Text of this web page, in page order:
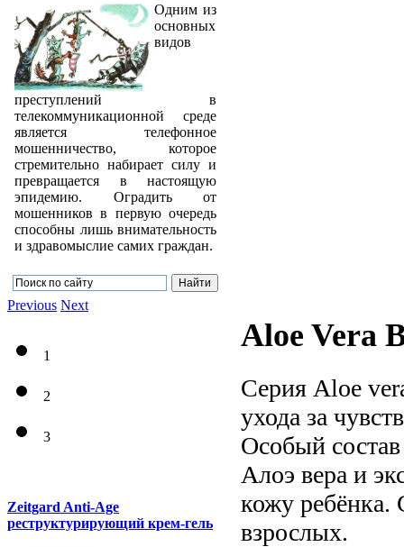
Одним из
основных
видов
преступлений в
телекоммуникационной среде
является телефонное
мошенничество, которое
стремительно набирает силу и
превращается в настоящую
эпидемию. Оградить от
мошенников в первую очередь
способны лишь внимательность
и здравомыслие самих граждан.
Aloe Vera
Серия Aloe
ухода за
Особый
Алоэ вера и
кожу ребёнка.
взрослых.
Previous Next
1
2
3
Zeitgard Anti-Age
реструктурирующий крем-гель